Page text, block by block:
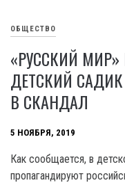
ОБЩЕСТВО
«РУССКИЙ
ДЕТСКИЙ
В СКАНДАЛ
5 НОЯБРЯ, 2019
Как сообщается, в
пропагандируют